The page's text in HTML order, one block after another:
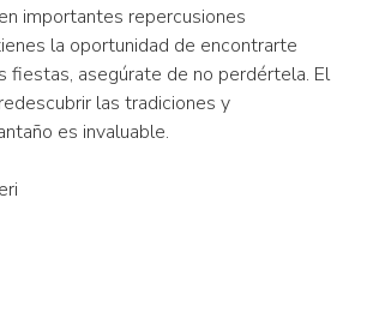
importantes repercusiones
la oportunidad de encontrarte
fiestas, asegúrate de no perdértela. El
las tradiciones y
es invaluable.